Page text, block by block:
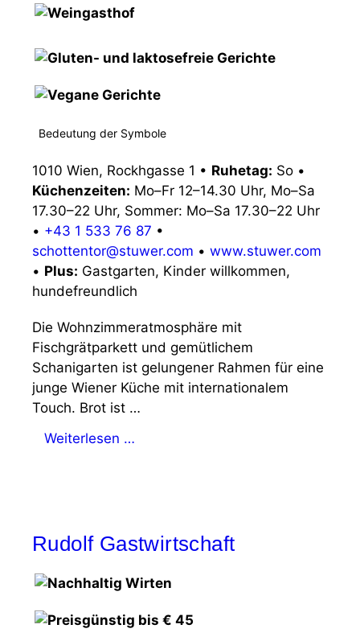
Bedeutung der Symbole
1010 Wien, Rockhgasse 1 • Ruhetag: So •
Küchenzeiten: Mo–Fr 12–14.30 Uhr, Mo–Sa
17.30–22 Uhr, Sommer: Mo–Sa 17.30–22 Uhr
• +43 1 533 76 87 •
schottentor@stuwer.com • www.stuwer.com
• Plus: Gastgarten, Kinder willkommen,
hundefreundlich
Die Wohnzimmeratmosphäre mit
Fischgrätparkett und gemütlichem
Schanigarten ist gelungener Rahmen für eine
junge Wiener Küche mit internationalem
Touch. Brot ist …
Weiterlesen …
Rudolf Gastwirtschaft